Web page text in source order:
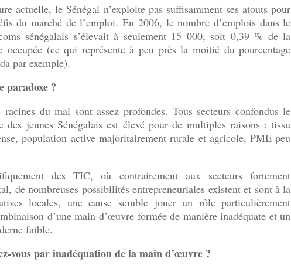
actuelle, le Sénégal n’exploite pas suffisamment ses atouts pour
du marché de l’emploi. En 2006, le nombre d’emplois dans le
sénégalais s’élevait à seulement 15 000, soit 0,39 % de la
occupée (ce qui représente à peu près la moitié du pourcentage
par exemple).
paradoxe ?
du mal sont assez profondes. Tous secteurs confondus le
des jeunes Sénégalais est élevé pour de multiples raisons : tissu
population active majoritairement rurale et agricole, PME peu
des TIC, où contrairement aux secteurs fortement
de nombreuses possibilités entrepreneuriales existent et sont à la
locales, une cause semble jouer un rôle particulièrement
d’une main-d’œuvre formée de manière inadéquate et un
faible.
vous par inadéquation de la main d’œuvre ?